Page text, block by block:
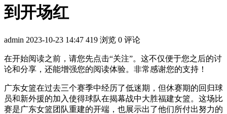
到开场红
admin 2023-10-23 14:47 419 浏览 0 评论
在开始阅读之前，请您先点击“关注”。这不仅便于您之后的讨
论和分享，还能增强您的阅读体验。非常感谢您的支持！
广东女篮在过去三个赛季中经历了低迷期，但休赛期的回归球
员和新外援的加入使得球队在揭幕战中大胜福建女篮。这场比
赛是广东女篮团队重建的开端，也展示出了他们所付出努力的